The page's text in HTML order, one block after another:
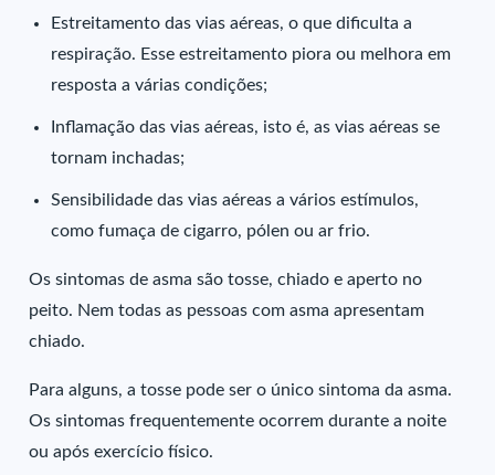
Estreitamento das vias aéreas, o que dificulta a
respiração. Esse estreitamento piora ou melhora em
resposta a várias condições;
Inflamação das vias aéreas, isto é, as vias aéreas se
tornam inchadas;
Sensibilidade das vias aéreas a vários estímulos,
como fumaça de cigarro, pólen ou ar frio.
Os sintomas de asma são tosse, chiado e aperto no
peito. Nem todas as pessoas com asma apresentam
chiado.
Para alguns, a tosse pode ser o único sintoma da asma.
Os sintomas frequentemente ocorrem durante a noite
ou após exercício físico.